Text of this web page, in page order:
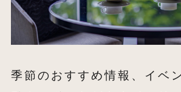
季節のおすすめ情報、イベ